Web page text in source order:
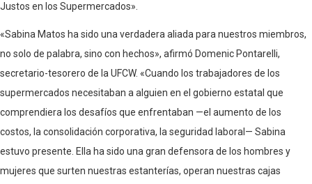
Justos en los Supermercados».
«Sabina Matos ha sido una verdadera aliada para nuestros miembros,
no solo de palabra, sino con hechos», afirmó Domenic Pontarelli,
secretario-tesorero de la UFCW. «Cuando los trabajadores de los
supermercados necesitaban a alguien en el gobierno estatal que
comprendiera los desafíos que enfrentaban —el aumento de los
costos, la consolidación corporativa, la seguridad laboral— Sabina
estuvo presente. Ella ha sido una gran defensora de los hombres y
mujeres que surten nuestras estanterías, operan nuestras cajas